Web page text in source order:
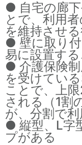
● 自宅の廊
とで、利用
を維持させ
● 壁に取り
易に設置す
● 介護保険
を受けてい
ことで、上
される（1割
が、分割で
● 縦型、L字
プがある